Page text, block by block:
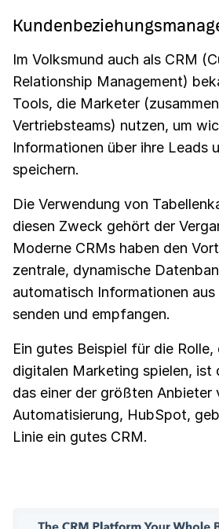
Im Volksmund auch als CRM
Relationship Management)
Tools, die Marketer
Vertriebsteams) nutzen, um
Informationen über ihre Leads
speichern.
Die Verwendung von
diesen Zweck gehört der
Moderne CRMs haben den
zentrale, dynamische
automatisch Informationen aus
senden und empfangen.
Ein gutes Beispiel für die Rolle,
digitalen Marketing spielen, ist
das einer der größten
Automatisierung, HubSpot,
Linie ein gutes CRM.